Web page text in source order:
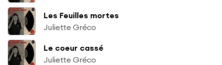
Les Feuilles mortes
Juliette Gréco
Le coeur cassé
Juliette Gréco